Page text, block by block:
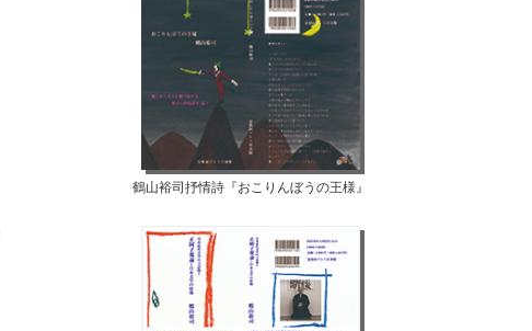
鶴山裕司抒情詩『おこりんぼうの王様』